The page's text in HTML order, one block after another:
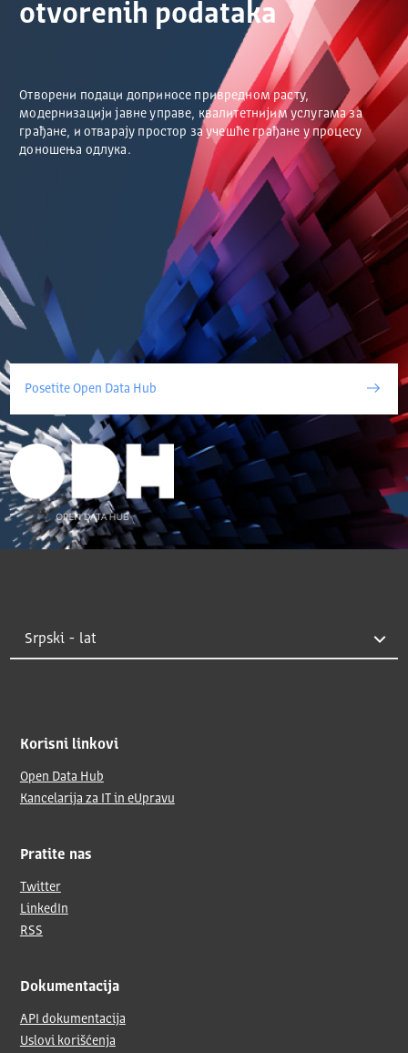
otvorenih podataka
Отворени подаци доприносе привредном расту,
модернизацији јавне управе, квалитетнијим услугама за
грађане, и отварају простор за учешће грађане у процесу
доношења одлука.
Posetite Open Data Hub
Korisni linkovi
Open Data Hub
Kancelarija za IT in eUpravu
Pratite nas
Twitter
LinkedIn
RSS
Dokumentacija
API dokumentacija
Uslovi korišćenja